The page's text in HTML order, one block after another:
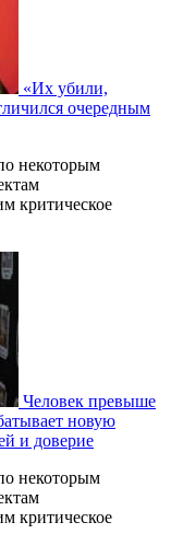
«Их убили,
очередным
некоторым
критическое
Человек превыше
новую
и доверие
некоторым
критическое